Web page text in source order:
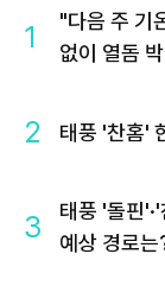
1
"다음 주 기
없이 열돔
2 태풍 '찬홈'
3
태풍 '돌핀
예상 경로는